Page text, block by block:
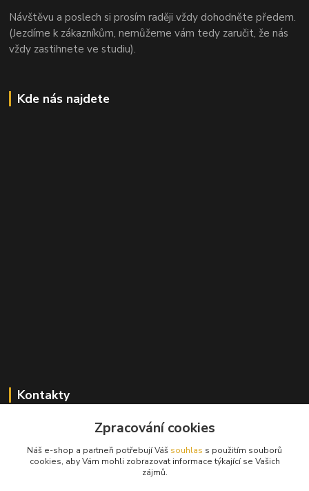
Návštěvu a poslech si prosím raději vždy dohodněte předem.
(Jezdíme k zákazníkům, nemůžeme vám tedy zaručit, že nás
vždy zastihnete ve studiu).
Kde nás najdete
Kontakty
+420 603 824 940
info@hifibazar.online
Zpracování cookies
Náš e-shop a partneři potřebují Váš souhlas s použitím souborů
cookies, aby Vám mohli zobrazovat informace týkající se Vašich
zájmů.